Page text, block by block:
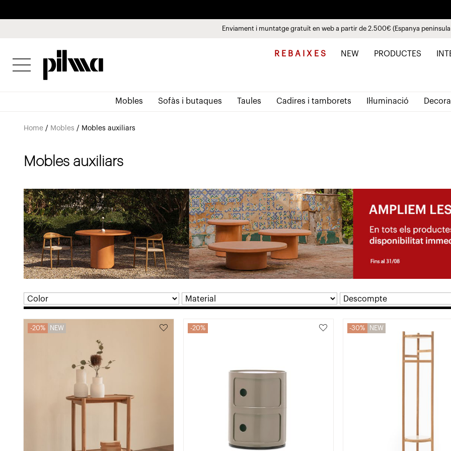
Paga a plaços fins a 3 mesos sense interessos 0% TAE
Descobreix les noves col·leccionsVeure productes
Enviament i muntatge gratuït en web a partir de 2.500€ (Espanya
pilma R E B A I X E S NEW PRODUCTES
Mobles Sofàs i butaques Taules Cadires i tamborets Il·luminació
Home / Mobles / Mobles auxiliars
Mobles auxiliars
20% NEW 20% 30% NEW